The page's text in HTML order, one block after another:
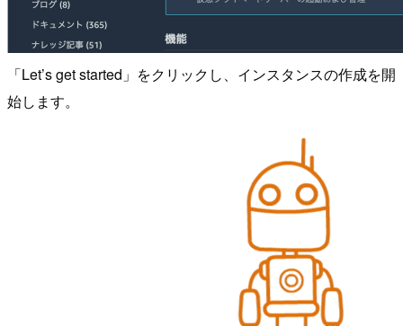
「Let’s get started」をクリックし、インスタンスの作成を開
始します。